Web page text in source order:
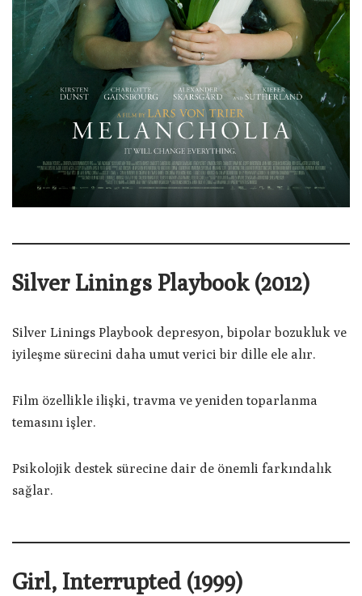
Silver Linings Playbook (2012)
Silver Linings Playbook depresyon, bipolar bozukluk ve
iyileşme sürecini daha umut verici bir dille ele alır.
Film özellikle ilişki, travma ve yeniden toparlanma
temasını işler.
Psikolojik destek sürecine dair de önemli farkındalık
sağlar.
Girl, Interrupted (1999)